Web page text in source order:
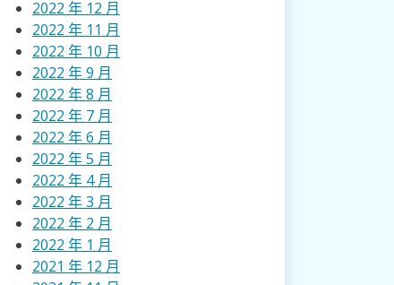
2022 年 12 月
2022 年 11 月
2022 年 10 月
2022 年 9 月
2022 年 8 月
2022 年 7 月
2022 年 6 月
2022 年 5 月
2022 年 4 月
2022 年 3 月
2022 年 2 月
2022 年 1 月
2021 年 12 月